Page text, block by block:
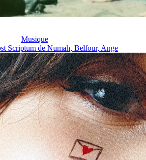
Musique
Scriptum de Numah, Belfour, Ange